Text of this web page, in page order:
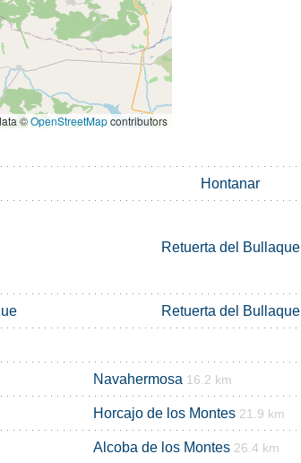
©OpenStreetMapcontributors
Hontanar
Retuerta del Bullaque
Retuerta del Bullaque
Navahermosa 16.2 km
Horcajo de los Montes 21.9 km
Alcoba de los Montes 26.4 km